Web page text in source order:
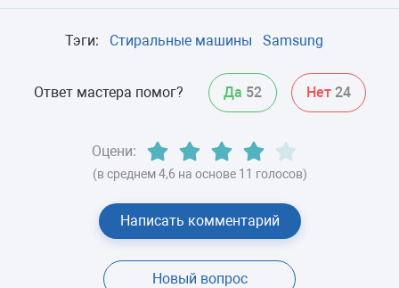
Тэги: Стиральные машины Samsung
Ответ мастера помог? Да 52 Нет 24
Оцени:
(в среднем 4,6 на основе 11 голосов)
Написать комментарий
Новый вопрос